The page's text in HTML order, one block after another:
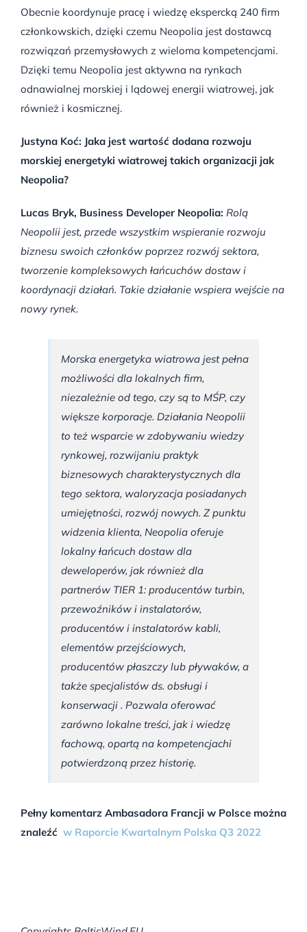
Obecnie koordynuje pracę i wiedzę ekspercką 240 firm
członkowskich, dzięki czemu Neopolia jest dostawcą
rozwiązań przemysłowych z wieloma kompetencjami.
Dzięki temu Neopolia jest aktywna na rynkach
odnawialnej morskiej i lądowej energii wiatrowej, jak
również i kosmicznej.
Justyna Koć: Jaka jest wartość dodana rozwoju
morskiej energetyki wiatrowej takich organizacji jak
Neopolia?
Lucas Bryk, Business Developer Neopolia: Rolą
Neopolii jest, przede wszystkim wspieranie rozwoju
biznesu swoich członków poprzez rozwój sektora,
tworzenie kompleksowych łańcuchów dostaw i
koordynacji działań. Takie działanie wspiera wejście na
nowy rynek.
Morska energetyka wiatrowa jest pełna
możliwości dla lokalnych firm,
niezależnie od tego, czy są to MŚP, czy
większe korporacje. Działania Neopolii
to też wsparcie w zdobywaniu wiedzy
rynkowej, rozwijaniu praktyk
biznesowych charakterystycznych dla
tego sektora, waloryzacja posiadanych
umiejętności, rozwój nowych. Z punktu
widzenia klienta, Neopolia oferuje
lokalny łańcuch dostaw dla
deweloperów, jak również dla
partnerów TIER 1: producentów turbin,
przewoźników i instalatorów,
producentów i instalatorów kabli,
elementów przejściowych,
producentów płaszczy lub pływaków, a
także specjalistów ds. obsługi i
konserwacji . Pozwala oferować
zarówno lokalne treści, jak i wiedzę
fachową, opartą na kompetencjachi
potwierdzoną przez historię.
Pełny komentarz Ambasadora Francji w Polsce można
znaleźć w Raporcie Kwartalnym Polska Q3 2022